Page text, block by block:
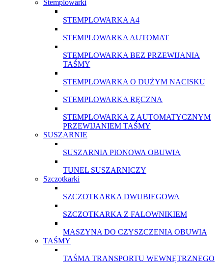
Stemplowarki
STEMPLOWARKA A4
STEMPLOWARKA AUTOMAT
STEMPLOWARKA BEZ PRZEWIJANIA
TAŚMY
STEMPLOWARKA O DUŻYM NACISKU
STEMPLOWARKA RĘCZNA
STEMPLOWARKA Z AUTOMATYCZNYM
PRZEWIJANIEM TAŚMY
SUSZARNIE
SUSZARNIA PIONOWA OBUWIA
TUNEL SUSZARNICZY
Szczotkarki
SZCZOTKARKA DWUBIEGOWA
SZCZOTKARKA Z FALOWNIKIEM
MASZYNA DO CZYSZCZENIA OBUWIA
TAŚMY
TAŚMA TRANSPORTU WEWNĘTRZNEGO